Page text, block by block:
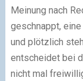
Meinung nach
geschnappt,
und plötzlich
entscheidet bei
nicht mal